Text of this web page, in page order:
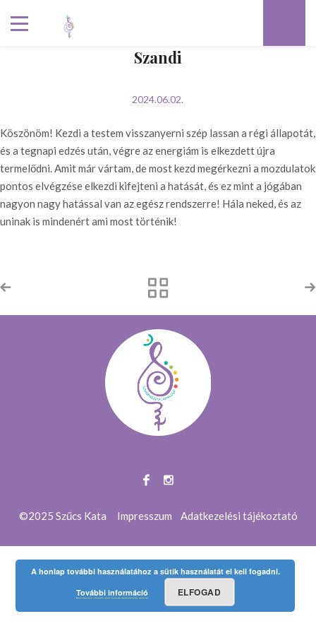
Szandi
2024.06.02.
Köszönöm! Kezdi a testem visszanyerni szép lassan a régi állapotát,
és a tegnapi edzés után, végre az energiám is elkezdett újra
termelődni. Amit már vártam, de most kezd megérkezni a mozdulatok
pontos elvégzése elkezdi kifejteni a hatását, és ez mint a jógában
nagyon nagy hatással van az egész rendszerre! Hála neked, és az
uninak is mindenért ami most történik!
©2025 Szűcs Kata Impresszum Adatkezelési tájékoztató
A honlap további használatához a sütik használatát el kell fogadni.
További információ
ELFOGAD